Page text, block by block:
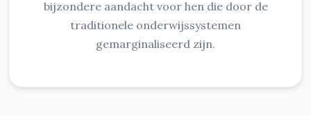
bijzondere aandacht voor hen die door de
traditionele onderwijssystemen
gemarginaliseerd zijn.